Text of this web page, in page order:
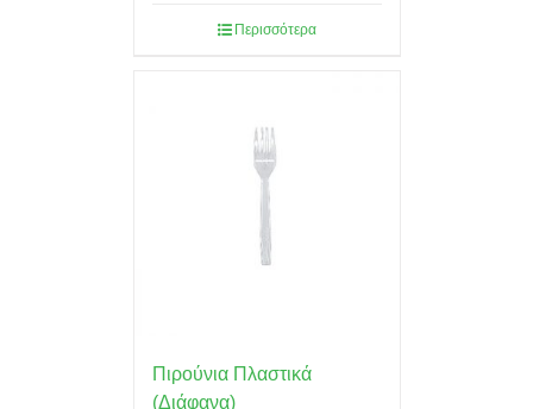
Περισσότερα
Πιρούνια Πλαστικά
(Διάφανα)